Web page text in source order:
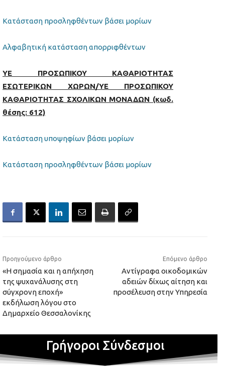
Κατάσταση προσληφθέντων βάσει μορίων
Αλφαβητική κατάσταση απορριφθέντων
ΥΕ ΠΡΟΣΩΠΙΚΟΥ ΚΑΘΑΡΙΟΤΗΤΑΣ
ΕΣΩΤΕΡΙΚΩΝ ΧΩΡΩΝ/ΥΕ ΠΡΟΣΩΠΙΚΟΥ
ΚΑΘΑΡΙΟΤΗΤΑΣ ΣΧΟΛΙΚΩΝ ΜΟΝΑΔΩΝ (κωδ.
θέσης: 612)
Κατάσταση υποψηφίων βάσει μορίων
Κατάσταση προσληφθέντων βάσει μορίων
Προηγούμενο άρθρο
«Η σημασία και η απήχηση
της ψυχανάλυσης στη
σύγχρονη εποχή»
εκδήλωση λόγου στο
Δημαρχείο Θεσσαλονίκης
Επόμενο άρθρο
Αντίγραφα οικοδομικών
αδειών δίχως αίτηση και
προσέλευση στην Υπηρεσία
Γρήγοροι Σύνδεσμοι